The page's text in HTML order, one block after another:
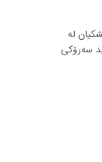
لە
سەرۆکی